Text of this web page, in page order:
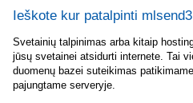
Ieškote kur patalpinti
Svetainių talpinimas arba kitaip
jūsų svetainei atsidurti internete. Tai
duomenų bazei suteikimas
pajungtame serveryje.